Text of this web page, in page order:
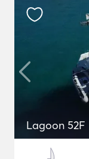
Lagoon 52F